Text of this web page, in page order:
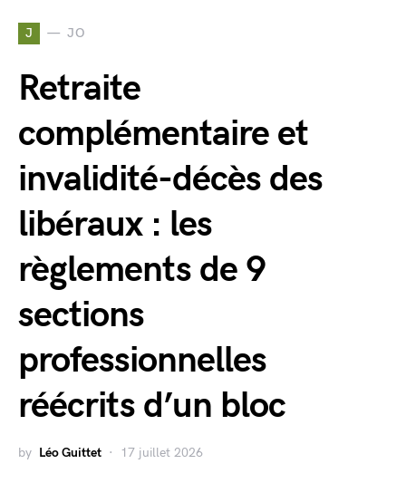
J JO
Retraite
complémentaire et
invalidité-décès des
libéraux : les
règlements de 9
sections
professionnelles
réécrits d’un bloc
by Léo Guittet 17 juillet 2026